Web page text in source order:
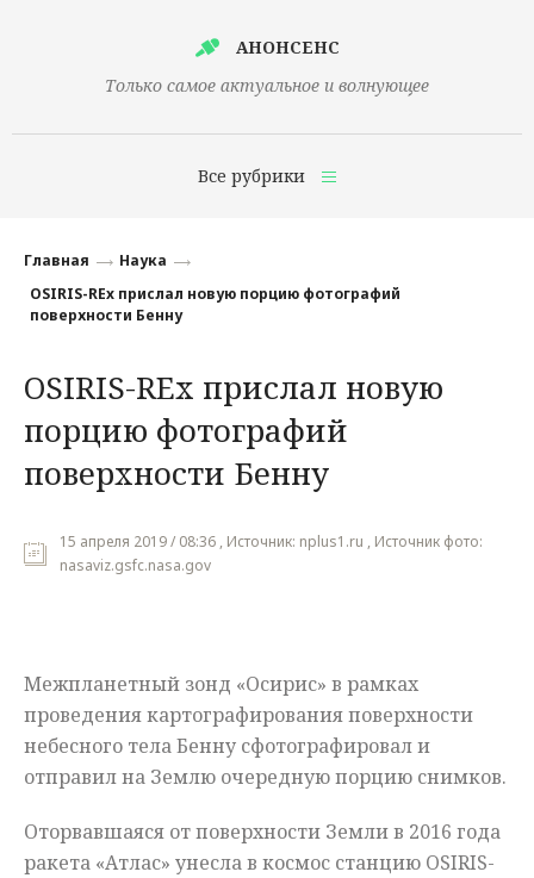
АНОНСЕНС
Только самое актуальное и волнующее
Все рубрики
Финансы
Наука
Культура
Общество
Мнения
Главная
Наука
OSIRIS-REx прислал новую порцию фотографий
поверхности Бенну
OSIRIS-REx прислал новую
порцию фотографий
поверхности Бенну
15 апреля 2019 / 08:36 , Источник: nplus1.ru , Источник фото:
nasaviz.gsfc.nasa.gov
Межпланетный зонд «Осирис» в рамках
проведения картографирования поверхности
небесного тела Бенну сфотографировал и
отправил на Землю очередную порцию снимков.
Оторвавшаяся от поверхности Земли в 2016 года
ракета «Атлас» унесла в космос станцию OSIRIS-